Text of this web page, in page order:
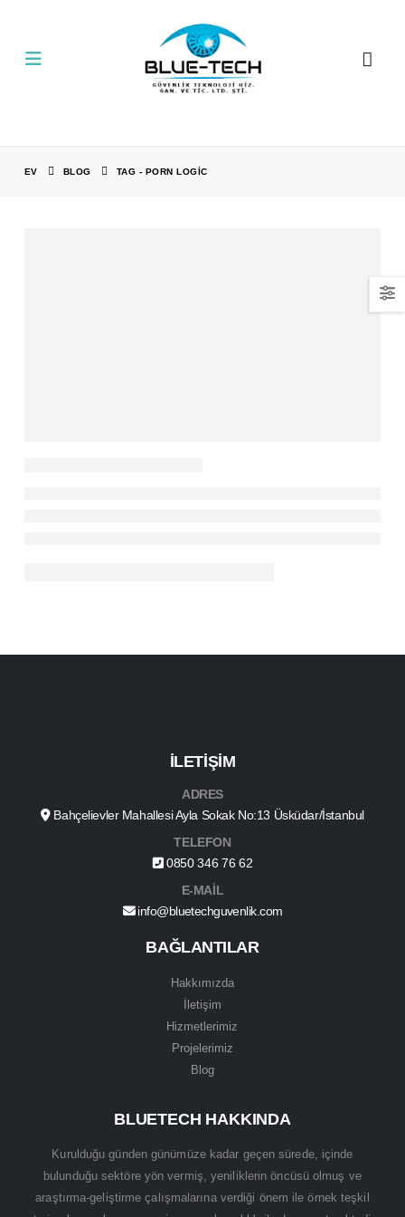
EV BLOG TAG - PORN LOGIC
İLETİŞİM
ADRES
Bahçelievler Mahallesi Ayla Sokak No:13 Üsküdar/İstanbul
TELEFON
0850 346 76 62
E-MAİL
info@bluetechguvenlik.com
BAĞLANTILAR
Hakkımızda
İletişim
Hizmetlerimiz
Projelerimiz
Blog
BLUETECH HAKKINDA
Kurulduğu günden günümüze kadar geçen sürede, içinde
bulunduğu sektöre yön vermiş, yeniliklerin öncüsü olmuş ve
araştırma-geliştirme çalışmalarına verdiği önem ile örnek teşkil